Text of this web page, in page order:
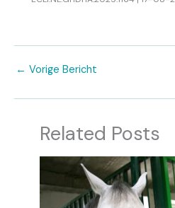
← Vorige Bericht
Related Posts